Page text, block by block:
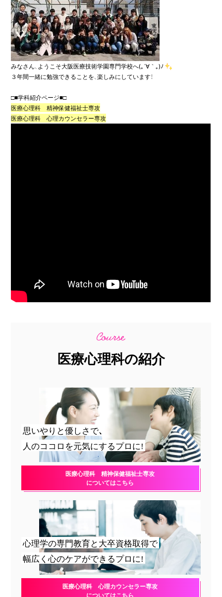
みなさん、ようこそ大阪医療技術学園専門学校へ(｡´∀｀｡)ﾉ
３年間一緒に勉強できることを、楽しみにしています！
□■学科紹介ページ■□
医療心理科　精神保健福祉士専攻
医療心理科　心理カウンセラー専攻
医療心理科の紹介
思いやりと優しさで、
人のココロを元気にするプロに!
医療心理科 精神保健福祉士専攻
についてはこちら
心理学の専門教育と大卒資格取得で
幅広く心のケアができるプロに!
医療心理科 心理カウンセラー専攻
についてはこちら